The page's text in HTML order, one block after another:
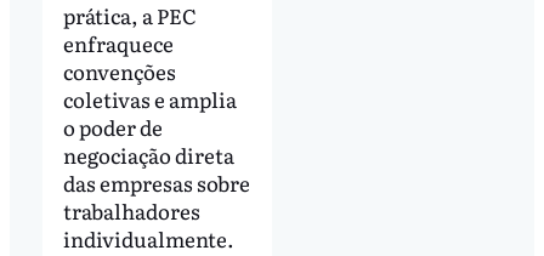
prática, a PEC
enfraquece
convenções
coletivas e amplia
o poder de
negociação direta
das empresas sobre
trabalhadores
individualmente.